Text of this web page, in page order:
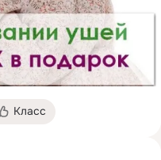
Класс